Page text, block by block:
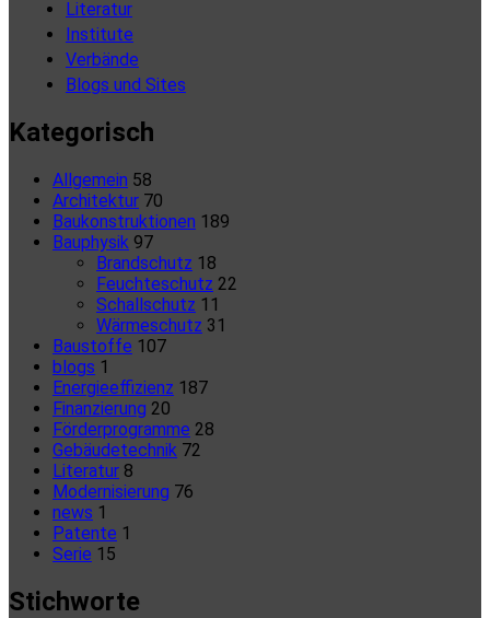
Literatur
Institute
Verbände
Blogs und Sites
Kategorisch
Allgemein 58
Architektur 70
Baukonstruktionen 189
Bauphysik 97
Brandschutz 18
Feuchteschutz 22
Schallschutz 11
Wärmeschutz 31
Baustoffe 107
blogs 1
Energieeffizienz 187
Finanzierung 20
Förderprogramme 28
Gebäudetechnik 72
Literatur 8
Modernisierung 76
news 1
Patente 1
Serie 15
Stichworte